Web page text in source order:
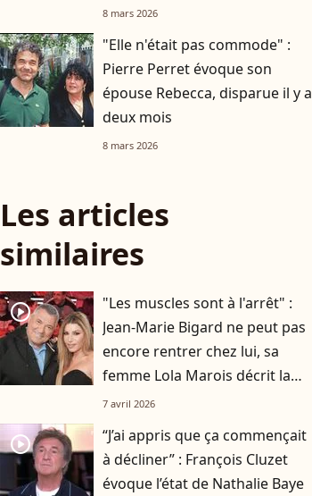
8 mars 2026
"Elle n'était pas commode" :
Pierre Perret évoque son
épouse Rebecca, disparue il y a
deux mois
8 mars 2026
Les articles
similaires
player2
"Les muscles sont à l'arrêt" :
Jean-Marie Bigard ne peut pas
encore rentrer chez lui, sa
femme Lola Marois décrit la
situation
7 avril 2026
player2
“J’ai appris que ça commençait
à décliner” : François Cluzet
évoque l’état de Nathalie Baye